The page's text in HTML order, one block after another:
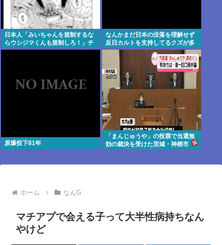
日本人「みいちゃんを規制するな
らウシジマくんも規制しろ！」チ
ー牛の起源であり男性差別の根源
なんかまだ日本の没落を理解せず
反日カルトを支持してるクズが多
いんだけどなんだお前ら
原爆投下81年
「まんじゅうや」の投票で当選無
効の裁決を受けた茨城・神栖市
ホーム なんG
マチアプで会える子って大半性病持ちなん
やけど